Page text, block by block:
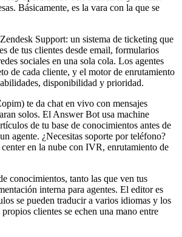
Básicamente, es la vara con la que se
Support: un sistema de ticketing que
de tus clientes desde email, formularios
sociales en una sola cola. Los agentes
de cada cliente, y el motor de enrutamiento
disponibilidad y prioridad.
te da chat en vivo con mensajes
solos. El Answer Bot usa machine
de tu base de conocimientos antes de
agente. ¿Necesitas soporte por teléfono?
en la nube con IVR, enrutamiento de
conocimientos, tanto las que ven tus
interna para agentes. El editor es
se pueden traducir a varios idiomas y los
clientes se echen una mano entre